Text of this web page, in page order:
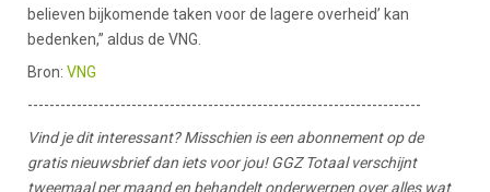
believen bijkomende taken voor de lagere overheid’ kan
bedenken,” aldus de VNG.
Bron: VNG
------------------------------------------------------------------------
Vind je dit interessant? Misschien is een abonnement op de
gratis nieuwsbrief dan iets voor jou! GGZ Totaal verschijnt
tweemaal per maand en behandelt onderwerpen over alles wat